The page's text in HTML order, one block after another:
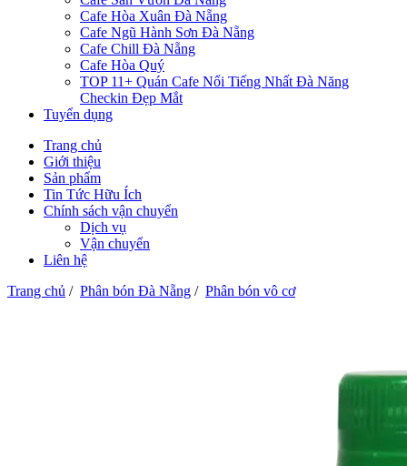
Cafe Hòa Xuân Đà Nẵng
Cafe Ngũ Hành Sơn Đà Nẵng
Cafe Chill Đà Nẵng
Cafe Hòa Quý
TOP 11+ Quán Cafe Nổi Tiếng Nhất Đà Năng
Checkin Đẹp Mắt
Tuyển dụng
Trang chủ
Giới thiệu
Sản phẩm
Tin Tức Hữu Ích
Chính sách vận chuyển
Dịch vụ
Vận chuyển
Liên hệ
Trang chủ / Phân bón Đà Nẵng / Phân bón vô cơ